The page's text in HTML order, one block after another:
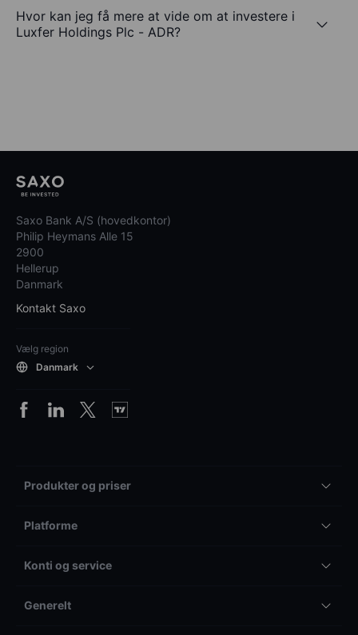
Hvor kan jeg få mere at vide om at investere i
Luxfer Holdings Plc - ADR?
Saxo Bank A/S (hovedkontor)
Philip Heymans Alle 15
2900
Hellerup
Danmark
Kontakt Saxo
Vælg region
Danmark
Produkter og priser
Platforme
Konti og service
Generelt